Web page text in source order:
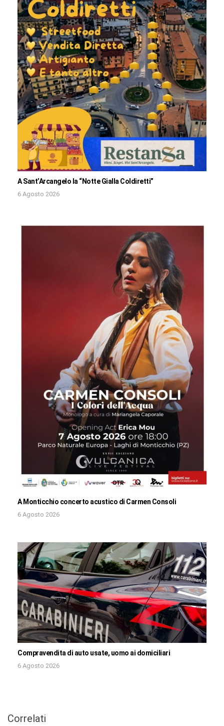
A Sant’Arcangelo la “Notte Gialla Coldiretti”
6 Agosto 2026
A Monticchio concerto acustico di Carmen Consoli
6 Agosto 2026
Compravendita di auto usate, uomo ai domiciliari
6 Agosto 2026
Correlati